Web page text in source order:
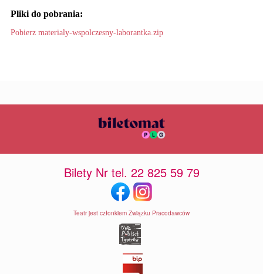
Pliki do pobrania:
Pobierz materialy-wspolczesny-laborantka.zip
Bilety Nr tel. 22 825 59 79
Teatr jest członkiem Związku Pracodawców